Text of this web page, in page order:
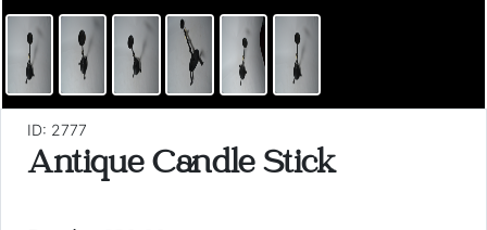
ID: 2777
Antique Candle Stick